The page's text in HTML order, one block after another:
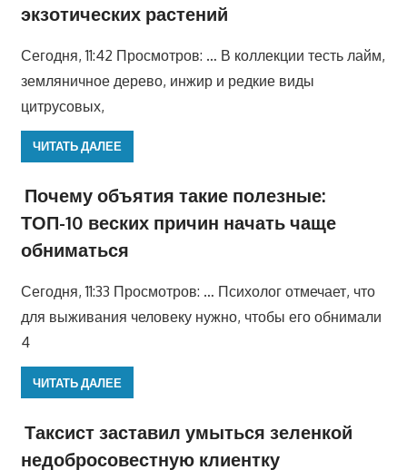
экзотических растений
Сегодня, 11:42 Просмотров: … В коллекции тесть лайм,
земляничное дерево, инжир и редкие виды
цитрусовых,
ЧИТАТЬ ДАЛЕЕ
Почему объятия такие полезные:
ТОП-10 веских причин начать чаще
обниматься
Сегодня, 11:33 Просмотров: … Психолог отмечает, что
для выживания человеку нужно, чтобы его обнимали
4
ЧИТАТЬ ДАЛЕЕ
Таксист заставил умыться зеленкой
недобросовестную клиентку